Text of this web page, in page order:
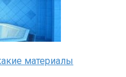
материалы